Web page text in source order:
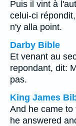
Puis il vint à
celui-ci
n'y alla point.
Darby Bible
Et venant au
repondant, dit:
pas.
King James
And he came to
he answered